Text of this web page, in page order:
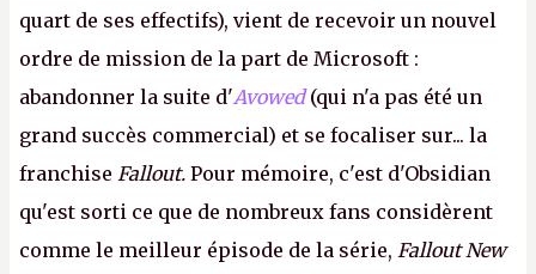
quart de ses effectifs), vient de recevoir un nouvel
ordre de mission de la part de Microsoft :
abandonner la suite d'Avowed(qui n'a pas été un
grand succès commercial) et se focaliser sur... la
franchise Fallout. Pour mémoire, c'est d'Obsidian
qu'est sorti ce que de nombreux fans considèrent
comme le meilleur épisode de la série, Fallout New